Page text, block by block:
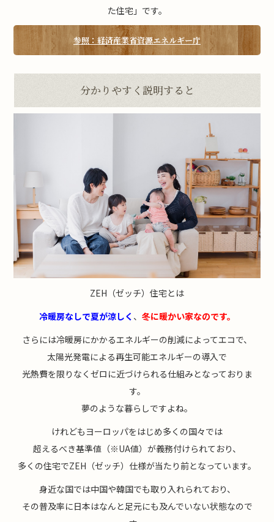
た住宅」です。
参照：経済産業省資源エネルギー庁
分かりやすく説明すると
ZEH（ゼッチ）住宅とは
冷暖房なしで夏が涼しく 、 冬に暖かい家なのです。
さらには冷暖房にかかるエネルギーの削減によってエコで、
太陽光発電による再生可能エネルギーの導入で
光熱費を限りなくゼロに近づけられる仕組みとなっておりま
す。
夢のような暮らしですよね。
けれどもヨーロッパをはじめ多くの国々では
超えるべき基準値（※UA値）が義務付けられており、
多くの住宅でZEH（ゼッチ）仕様が当たり前となっています。
身近な国では中国や韓国でも取り入れられており、
その普及率に日本はなんと足元にも及んでいない状態なので